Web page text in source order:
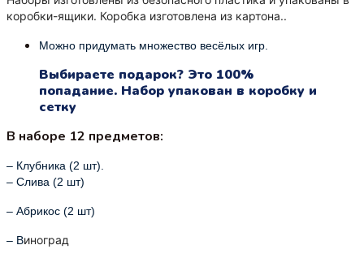
коробки-ящики. Коробка изготовлена из картона..
Можно придумать множество весёлых игр.
Выбираете подарок? Это 100%
попадание. Набор упакован в коробку и
сетку
В наборе 12 предметов:
– Клубника (2 шт).
– Слива (2 шт)
– Абрикос (2 шт)
– Виноград